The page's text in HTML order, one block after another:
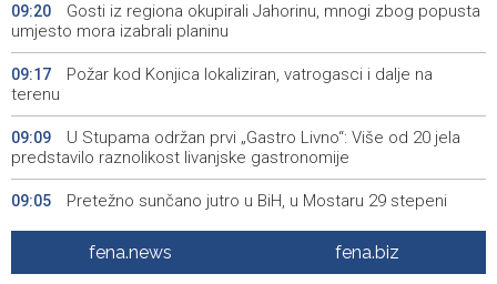
09:20
Gosti iz regiona okupirali Jahorinu, mnogi zbog popusta
umjesto mora izabrali planinu
09:17
Požar kod Konjica lokaliziran, vatrogasci i dalje na
terenu
09:09
U Stupama održan prvi „Gastro Livno“: Više od 20 jela
predstavilo raznolikost livanjske gastronomije
09:05 Pretežno sunčano jutro u BiH, u Mostaru 29 stepeni
Od ranih jutarnjih sati duge kolone putničkih vozila na
pojedinim graničnim prelazima
fena.news fena.biz